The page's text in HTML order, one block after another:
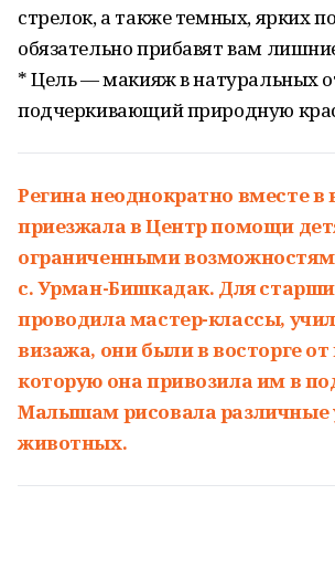
стрелок, а также темных, ярких
обязательно прибавят вам
* Цель — макияж в натуральных
подчеркивающий природную
Регина неоднократно вместе в
приезжала в Центр помощи
ограниченными
с. Урман-Бишкадак. Для
проводила мастер-классы,
визажа, они были в восторге
которую она привозила им в
Малышам рисовала различные
животных.